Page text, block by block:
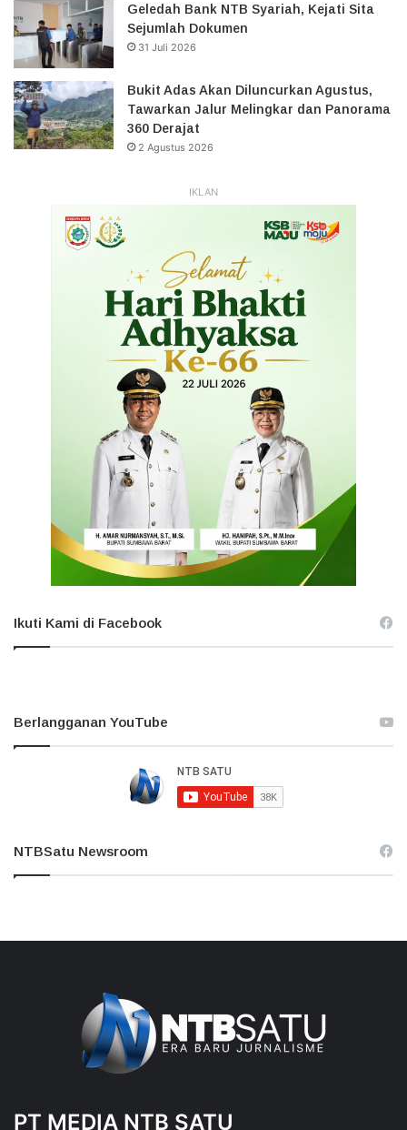
Geledah Bank NTB Syariah, Kejati Sita
Sejumlah Dokumen
31 Juli 2026
Bukit Adas Akan Diluncurkan Agustus,
Tawarkan Jalur Melingkar dan Panorama
360 Derajat
2 Agustus 2026
IKLAN
Ikuti Kami di Facebook
Berlangganan YouTube
NTBSatu Newsroom
PT MEDIA NTB SATU